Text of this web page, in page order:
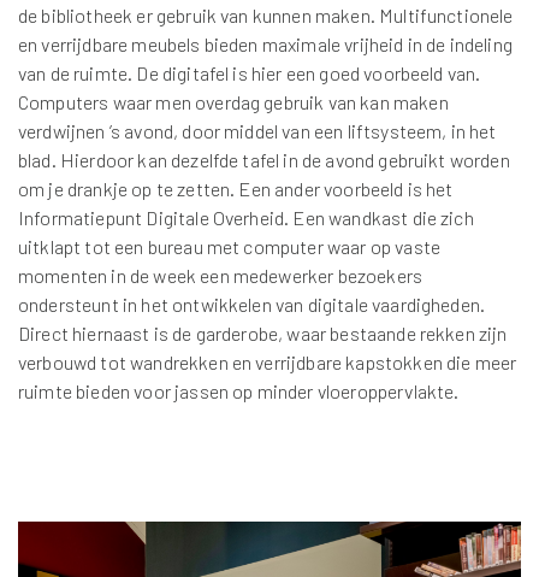
de bibliotheek er gebruik van kunnen maken. Multifunctionele
en verrijdbare meubels bieden maximale vrijheid in de indeling
van de ruimte. De digitafel is hier een goed voorbeeld van.
Computers waar men overdag gebruik van kan maken
verdwijnen ’s avond, door middel van een liftsysteem, in het
blad. Hierdoor kan dezelfde tafel in de avond gebruikt worden
om je drankje op te zetten. Een ander voorbeeld is het
Informatiepunt Digitale Overheid. Een wandkast die zich
uitklapt tot een bureau met computer waar op vaste
momenten in de week een medewerker bezoekers
ondersteunt in het ontwikkelen van digitale vaardigheden.
Direct hiernaast is de garderobe, waar bestaande rekken zijn
verbouwd tot wandrekken en verrijdbare kapstokken die meer
ruimte bieden voor jassen op minder vloeroppervlakte.